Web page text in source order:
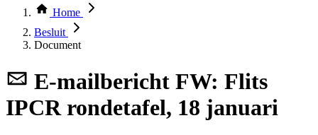
Thema COVID-19
Bekijk per bestuursorgaan
Home
Besluit
Document
E-mailbericht FW: Flits
IPCR rondetafel, 18 januari